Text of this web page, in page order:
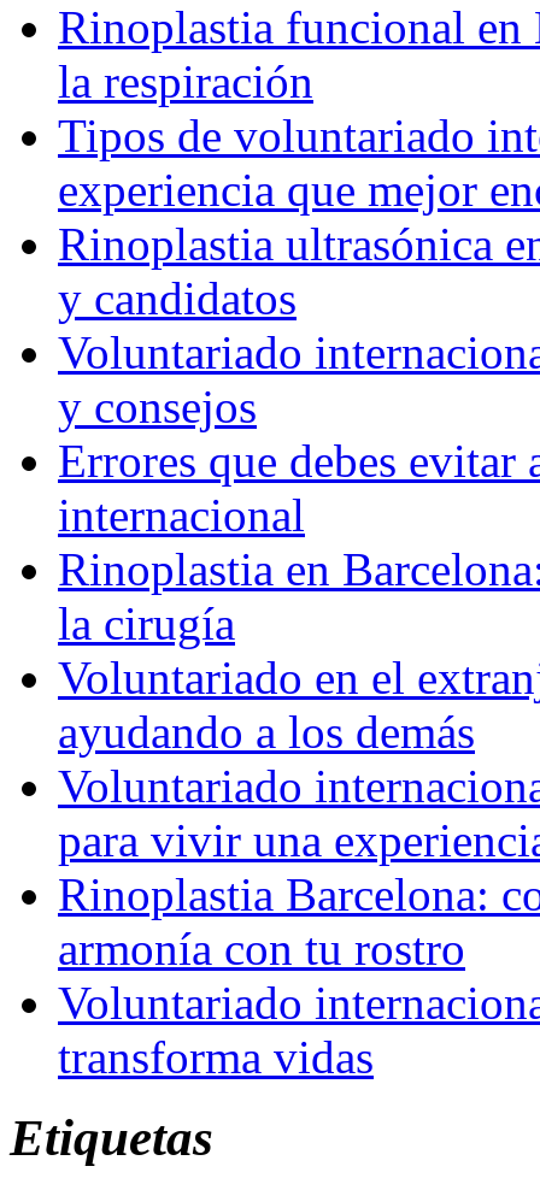
Rinoplastia funcional en
la respiración
Tipos de voluntariado
experiencia que mejor
Rinoplastia ultrasónica
y candidatos
Voluntariado
y consejos
Errores que debes
internacional
Rinoplastia en
la cirugía
Voluntariado en el
ayudando a los demás
Voluntariado
para vivir una
Rinoplastia Barcelona:
armonía con tu rostro
Voluntariado
transforma vidas
Etiquetas